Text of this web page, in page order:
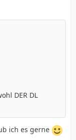
DER DL
ich es gerne